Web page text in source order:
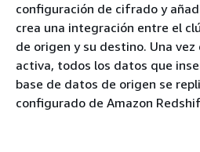
configuración de cifrado y
crea una integración entre el
de origen y su destino. Una
activa, todos los datos que
base de datos de origen se
configurado de Amazon